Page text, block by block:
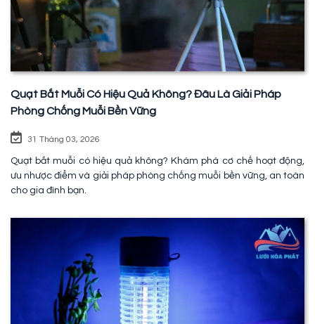
Quạt Bắt Muỗi Có Hiệu Quả Không? Đâu Là Giải Pháp
Phòng Chống Muỗi Bền Vững
31 Tháng 03, 2026
Quạt bắt muỗi có hiệu quả không? Khám phá cơ chế hoạt động,
ưu nhược điểm và giải pháp phòng chống muỗi bền vững, an toàn
cho gia đình bạn.